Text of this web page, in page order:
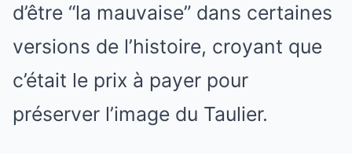
d’être “la mauvaise” dans certaines
versions de l’histoire, croyant que
c’était le prix à payer pour
préserver l’image du Taulier.